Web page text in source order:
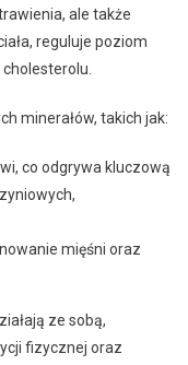
ale także
reguluje poziom
minerałów, takich jak:
co odgrywa kluczową
mięśni oraz
ze sobą,
fizycznej oraz